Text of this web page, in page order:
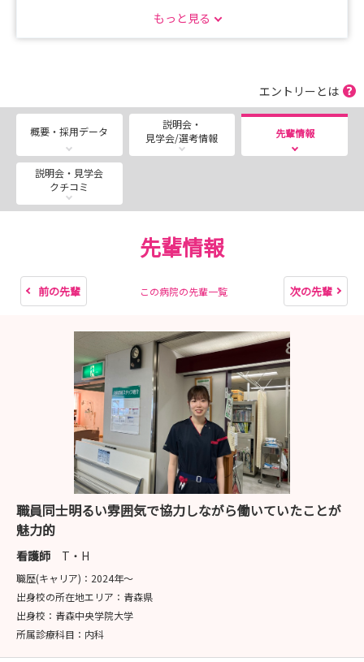
る一助を担っています
・Instagram更新しましたのでぜひご覧ください
・看護奨学生募集(返済免除規定有）
年度途中の申込み可能 個別相談随時受付中
・病院見学会のお知らせ（所要時間90分程度 病院案
・看護就労体験 随時開催となっております 都合の良い
日をお知らせください
交通費・昼食支援（上限2,000円）あり 希望者に
は終了後病院見学会実施します
・2027卒採用試験日程 公開しました
・看護部長からのメッセージ
保健・医療・介護・福祉など幅広く対応できる「総合力
のある看護師」 患者さん一人ひとりに寄り添った「あき
らめない看護」を実践できる看護師です
「あきらめない」とは「工夫する、知恵を絞りだす」こと
だと考えています
患者さんの持つ困難に対して 他職種で解決策を考え、
困難な部分に光を当て看護を想像していく そんな看護師
を目指す方をお待ちしています
もっと見る
エントリーとは
概要・採用データ
説明会・
見学会/選考情報
先輩情報
説明会・見学会
クチコミ
先輩情報
前の先輩 この病院の先輩一覧 次の先輩
職員同士明るい雰囲気で協力しながら働いていたことが
魅力的
看護師 T・H
職歴(キャリア)： 2024年〜
出身校の所在地エリア： 青森県
出身校： 青森中央学院大学
所属診療科目： 内科